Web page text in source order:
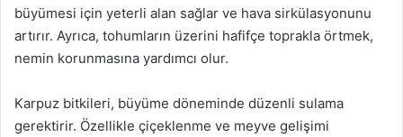
büyümesi için yeterli alan sağlar ve hava sirkülasyonunu
artırır. Ayrıca, tohumların üzerini hafifçe toprakla örtmek,
nemin korunmasına yardımcı olur.
Karpuz bitkileri, büyüme döneminde düzenli sulama
gerektirir. Özellikle çiçeklenme ve meyve gelişimi